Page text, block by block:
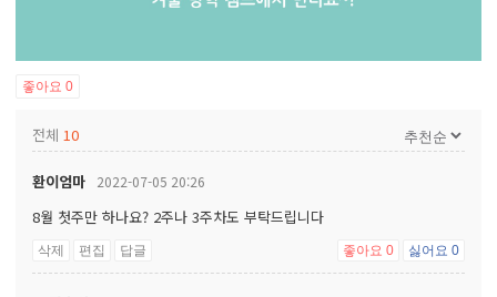
좋아요 0
전체 10
환이엄마 2022-07-05 20:26
8월 첫주만 하나요? 2주나 3주차도 부탁드립니다
삭제 편집 답글 좋아요 0 싫어요 0